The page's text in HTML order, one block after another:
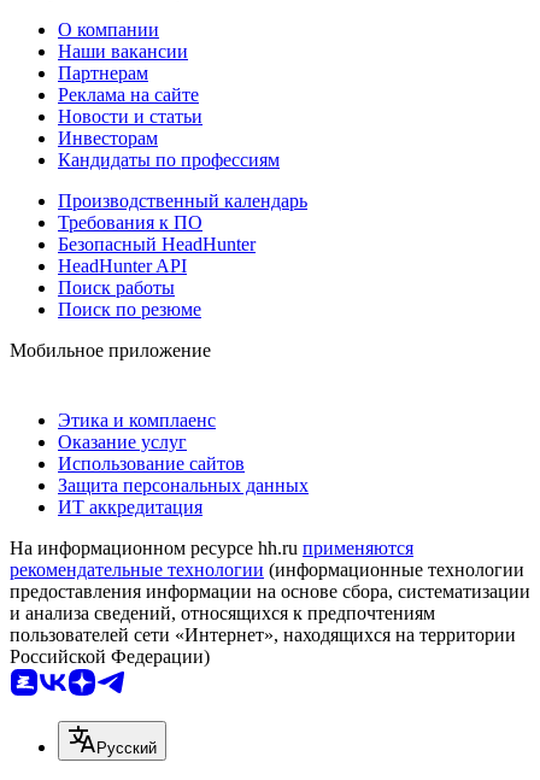
О компании
Наши вакансии
Партнерам
Реклама на сайте
Новости и статьи
Инвесторам
Кандидаты по профессиям
Производственный календарь
Требования к ПО
Безопасный HeadHunter
HeadHunter API
Поиск работы
Поиск по резюме
Мобильное приложение
Этика и комплаенс
Оказание услуг
Использование сайтов
Защита персональных данных
ИТ аккредитация
На информационном ресурсе hh.ru применяются
рекомендательные технологии (информационные технологии
предоставления информации на основе сбора, систематизации
и анализа сведений, относящихся к предпочтениям
пользователей сети «Интернет», находящихся на территории
Российской Федерации)
Русский